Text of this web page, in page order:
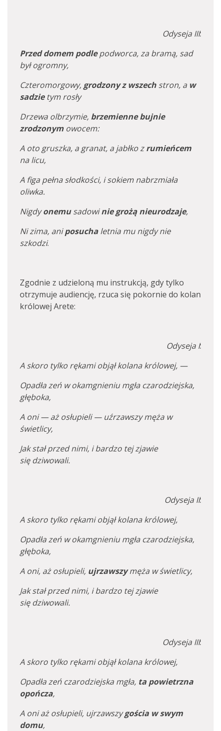
Odyseja III:
Przed domem podlepodworca, za bramą, sad
był ogromny,
Czteromorgowy, grodzony z wszech stron, a w
sadzietym rosły
Drzewa olbrzymie, brzemienne bujnie
zrodzonym owocem:
A oto gruszka, a granat, a jabłko zrumieńcem
na licu,
A figa pełna słodkości, i sokiem nabrzmiała
oliwka.
Nigdyonemusadowinie grożą nieurodzaje,
Ni zima, aniposucha letnia mu nigdy nie
szkodzi.
Zgodnie z udzieloną mu instrukcją, gdy tylko
otrzymuje audiencję, rzuca się pokornie do kolan
królowej Arete:
Odyseja I:
A skoro tylko rękami objął kolana królowej, —
Opadła zeń w okamgnieniu mgła czarodziejska,
głęboka,
A oni — aż osłupieli — uźrzawszy męża w
świetlicy,
Jak stał przed nimi, i bardzo tej zjawie
się dziwowali.
Odyseja II:
A skoro tylko rękami objął kolana królowej,
Opadła zeń w okamgnieniu mgła czarodziejska,
głęboka,
A oni, aż osłupieli, ujrzawszymęża w świetlicy,
Jak stał przed nimi, i bardzo tej zjawie
się dziwowali.
Odyseja III:
A skoro tylko rękami objął kolana królowej,
Opadła zeń czarodziejska mgła, ta powietrzna
opończa,
A oni aż osłupieli, ujrzawszygościa w swym
domu,